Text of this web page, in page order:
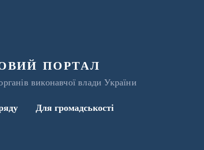
портал
виконавчої влади України
Для громадськості